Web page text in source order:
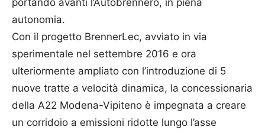
portando avanti l’Autobrennero, in piena
autonomia.
Con il progetto BrennerLec, avviato in via
sperimentale nel settembre 2016 e ora
ulteriormente ampliato con l’introduzione di 5
nuove tratte a velocità dinamica, la concessionaria
della A22 Modena-Vipiteno è impegnata a creare
un corridoio a emissioni ridotte lungo l’asse